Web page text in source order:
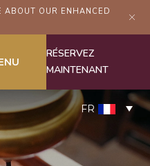
ABOUT OUR ENHANCED
FR
RÉSERVEZ
MAINTENANT